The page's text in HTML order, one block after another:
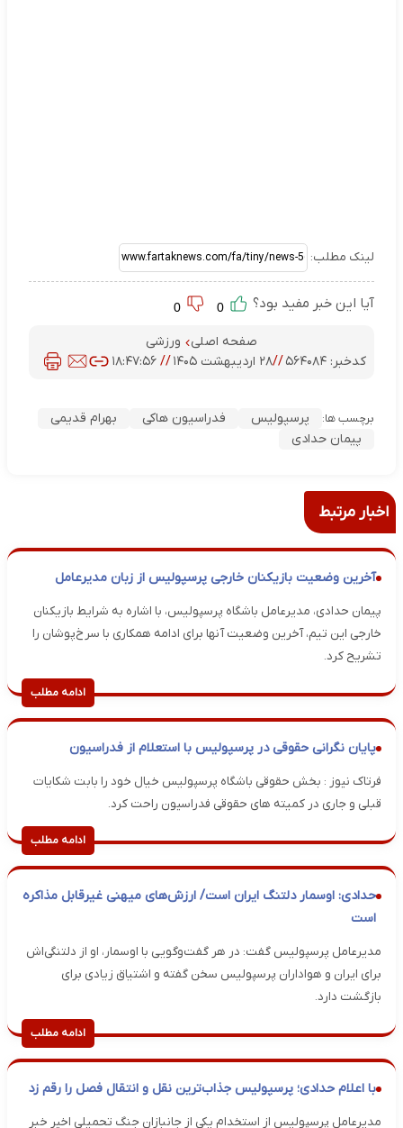
لینک مطلب:
آیا این خبر مفید بود؟
صفحه اصلی
ورزشی
کدخبر: ۵۶۴۰۸۴ //۲۸ اردیبهشت ۱۴۰۵ // ۱۸:۴۷:۵۶
برچسب ها: پرسپولیس فدراسیون هاکی
بهرام قدیمی
پیمان حدادی
اخبار مرتبط
آخرین وضعیت بازیکنان خارجی پرسپولیس از زبان مدیرعامل
پیمان حدادی، مدیرعامل باشگاه پرسپولیس، با اشاره به شرایط بازیکنان
خارجی این تیم، آخرین وضعیت آنها برای ادامه همکاری با سرخ‌پوشان را
تشریح کرد.
ادامه مطلب
پایان نگرانی حقوقی در پرسپولیس با استعلام از فدراسیون
فرتاک نیوز : بخش حقوقی باشگاه پرسپولیس خیال خود را بابت شکایات
قبلی و جاری در کمیته های حقوقی فدراسیون راحت کرد.
ادامه مطلب
حدادی: اوسمار دلتنگ ایران است/ ارزش‌های میهنی غیرقابل مذاکره
است
مدیرعامل پرسپولیس گفت: در هر گفت‌وگویی با اوسمار، او از دلتنگی‌اش
برای ایران و هواداران پرسپولیس سخن گفته و اشتیاق زیادی برای
بازگشت دارد.
ادامه مطلب
با اعلام حدادی؛ پرسپولیس جذاب‌ترین نقل و انتقال فصل را رقم زد
مدیرعامل پرسپولیس از استخدام یکی از جانبازان جنگ تحمیلی اخیر خبر